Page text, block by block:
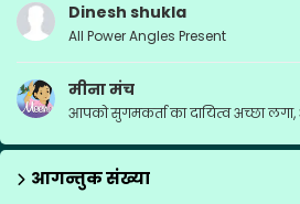
Dinesh shukla
All Power Angles Present
मीना मंच
आपको सुगमकर्ता का दायित्व अच्छा
आगन्तुक संख्या